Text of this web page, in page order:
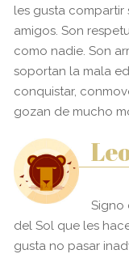
les gusta compartir
amigos. Son
como nadie. Son
soportan la mala
conquistar,
gozan de mucho
Signo
del Sol que les
gusta no pasar